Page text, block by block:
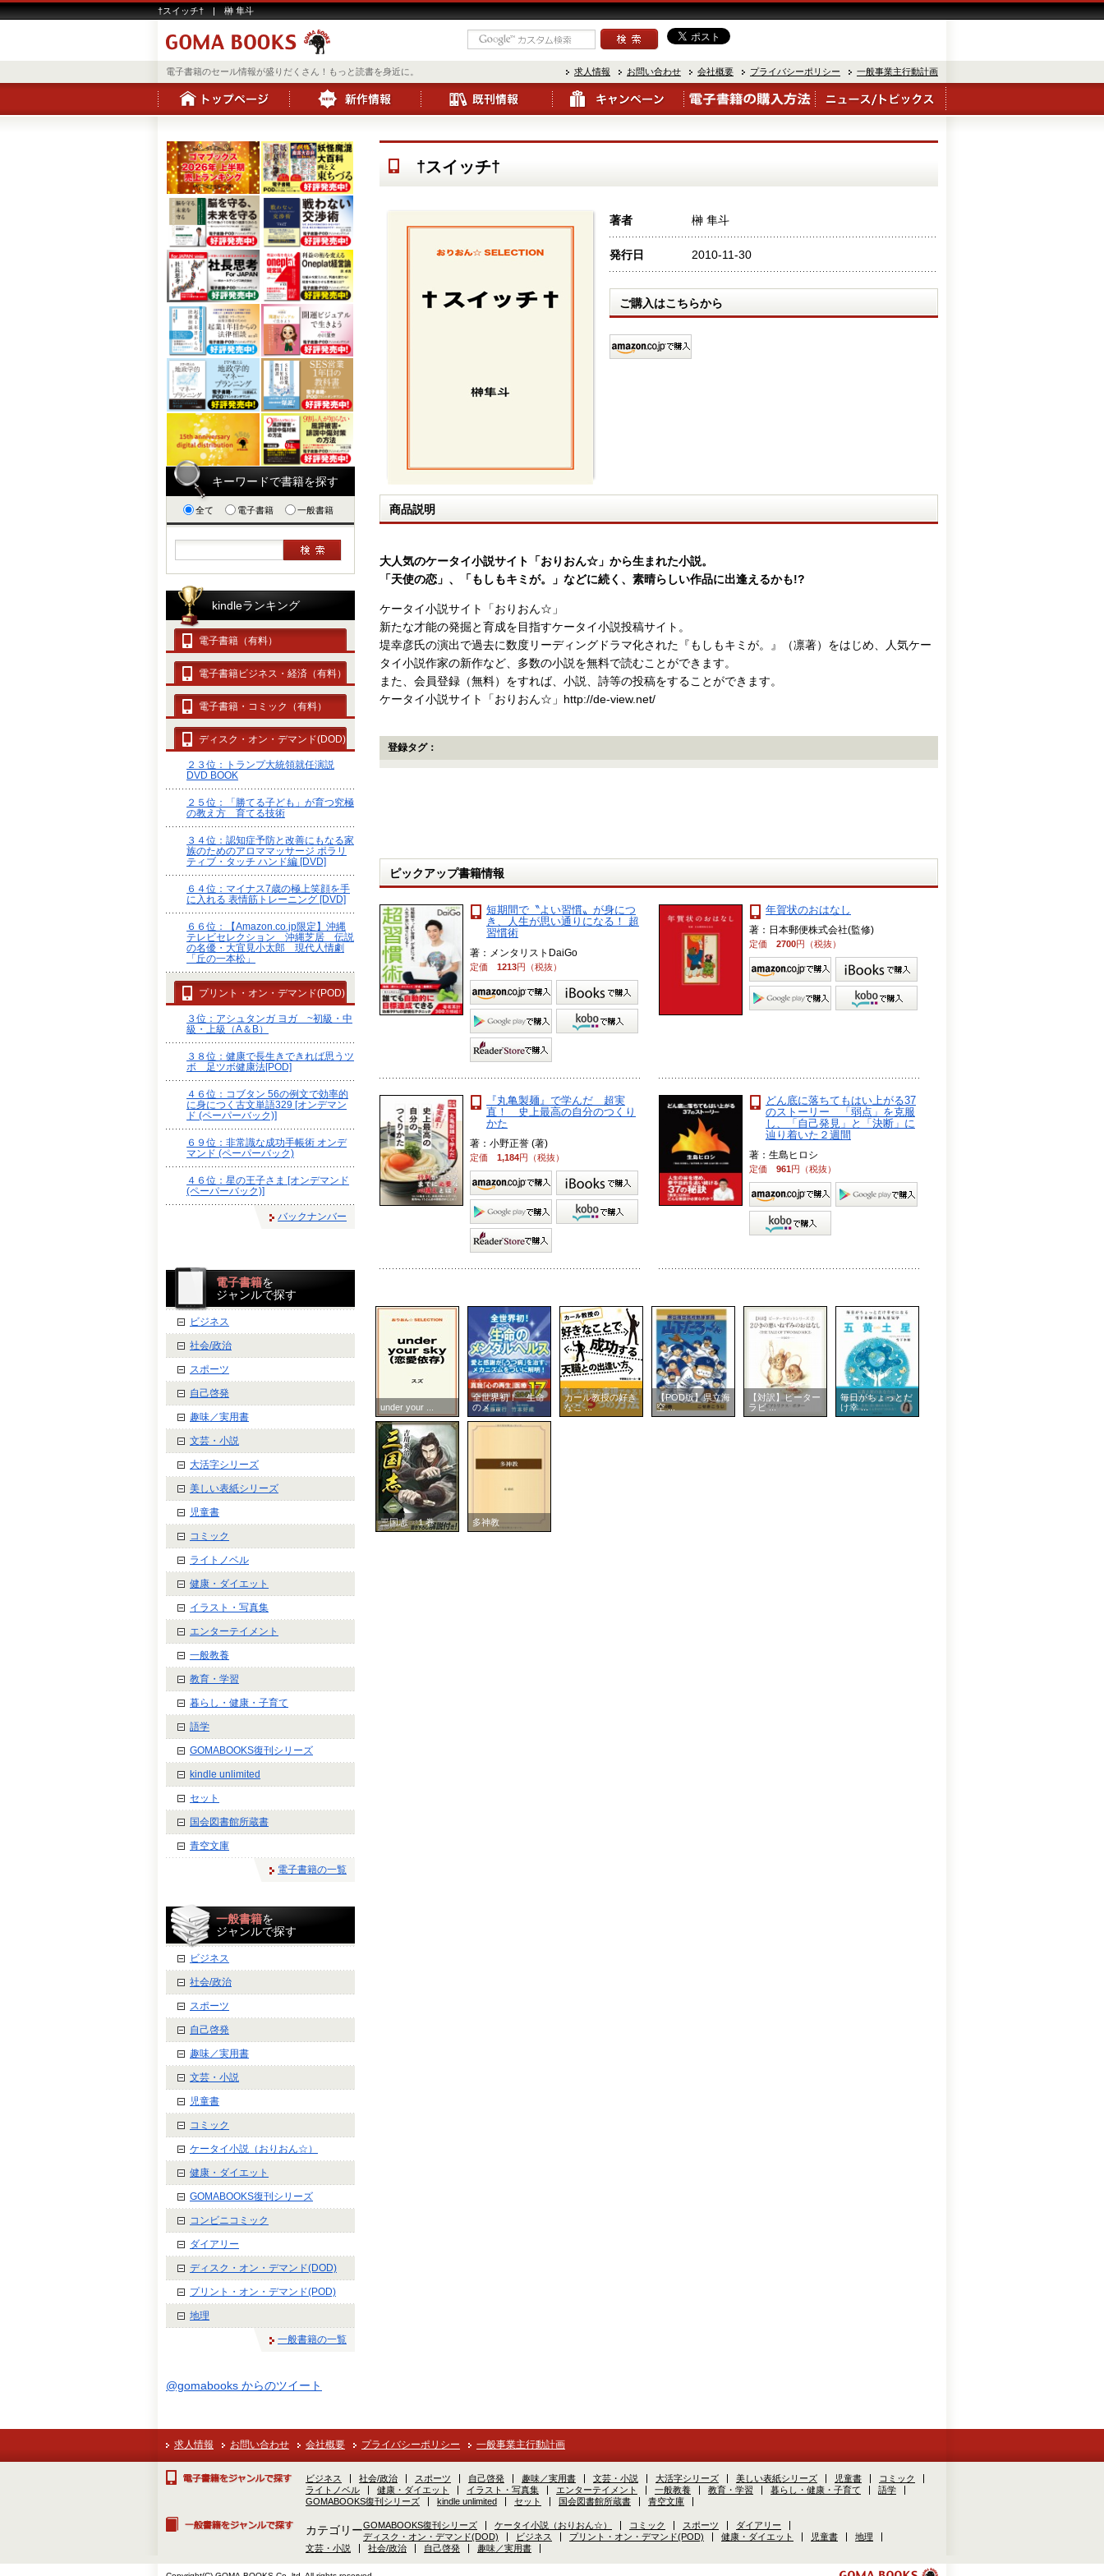
†スイッチ† | 榊 隼斗
電子書籍のセール情報が盛りだくさん！もっと読書を身近に。 求人情報 お問い合わせ 会社概要 プライバシーポリシー 一般事業主行動計画
†スイッチ†
著者 榊 隼斗
発行日 2010-11-30
ご購入はこちらから
商品説明
大人気のケータイ小説サイト「おりおん☆」から生まれた小説。
「天使の恋」、「もしもキミが。」などに続く、素晴らしい作品に出逢えるかも!?
ケータイ小説サイト「おりおん☆」
新たな才能の発掘と育成を目指すケータイ小説投稿サイト。
堤幸彦氏の演出で過去に数度リーディングドラマ化された『もしもキミが。』（凛著）をはじめ、人気ケー
タイ小説作家の新作など、多数の小説を無料で読むことができます。
また、会員登録（無料）をすれば、小説、詩等の投稿をすることができます。
ケータイ小説サイト「おりおん☆」http://de-view.net/
登録タグ：
ピックアップ書籍情報
短期間で〝よい習慣〟が身につ
き、人生が思い通りになる！ 超
習慣術
著：メンタリストDaiGo
定価 1213円（税抜）
年賀状のおはなし
著：日本郵便株式会社(監修)
定価 2700円（税抜）
『丸亀製麺』で学んだ 超実
直！ 史上最高の自分のつくり
かた
著：小野正誉 (著)
定価 1,184円（税抜）
どん底に落ちてもはい上がる37
のストーリー 「弱点」を克服
し、「自己発見」と「決断」に
辿り着いた２週間
著：生島ヒロシ
定価 961円（税抜）
キーワードで書籍を探す
全て 電子書籍 一般書籍
kindleランキング
電子書籍（有料）
電子書籍ビジネス・経済（有料）
電子書籍・コミック（有料）
ディスク・オン・デマンド(DOD)
２３位：トランプ大統領就任演説
DVD BOOK
２５位：「勝てる子ども」が育つ究極
の教え方 育てる技術
３４位：認知症予防と改善にもなる家
族のためのアロママッサージ ポラリ
ティブ・タッチ ハンド編 [DVD]
６４位：マイナス7歳の極上笑顔を手
に入れる 表情筋トレーニング [DVD]
６６位：【Amazon.co.jp限定】沖縄
テレビセレクション 沖縄芝居 伝説
の名優・大宜見小太郎 現代人情劇
「丘の一本松」
プリント・オン・デマンド(POD)
３位：アシュタンガ ヨガ ~初級・中
級・上級（A＆B）
３８位：健康で長生きできれば思うツ
ボ 足ツボ健康法[POD]
４６位：コブタン 56の例文で効率的
に身につく古文単語329 [オンデマン
ド (ペーパーバック)]
６９位：非常識な成功手帳術 オンデ
マンド (ペーパーバック)
４６位：星の王子さま [オンデマンド
(ペーパーバック)]
バックナンバー
電子書籍を
ジャンルで探す
ビジネス
社会/政治
スポーツ
自己啓発
趣味／実用書
文芸・小説
大活字シリーズ
美しい表紙シリーズ
児童書
コミック
ライトノベル
健康・ダイエット
イラスト・写真集
エンターテイメント
一般教養
教育・学習
暮らし・健康・子育て
語学
GOMABOOKS復刊シリーズ
kindle unlimited
セット
国会図書館所蔵書
青空文庫
電子書籍の一覧
一般書籍を
ジャンルで探す
ビジネス
社会/政治
スポーツ
自己啓発
趣味／実用書
文芸・小説
児童書
コミック
ケータイ小説（おりおん☆）
健康・ダイエット
GOMABOOKS復刊シリーズ
コンビニコミック
ダイアリー
ディスク・オン・デマンド(DOD)
プリント・オン・デマンド(POD)
地理
一般書籍の一覧
@gomabooks からのツイート
under your ...
全世界初！ 生命
のメ ...
カール教授の好き
なこ ...
【POD版】県立海
空 ...
【対訳】ピーター
ラビ ...
毎日がちょっとだ
け幸 ...
三国志 １巻 多神教
求人情報 お問い合わせ 会社概要 プライバシーポリシー 一般事業主行動計画
ビジネス 社会/政治 スポーツ 自己啓発 趣味／実用書 文芸・小説 大活字シリーズ 美しい表紙シリーズ 児童書
コミック
ライトノベル
健康・ダイエット イラスト・写真集 エンターテイメント 一般教養 教育・学習 暮らし・健康・子育て
語学
GOMABOOKS復刊シリーズ
kindle unlimited セット 国会図書館所蔵書 青空文庫
カテゴリーGOMABOOKS復刊シリーズ ケータイ小説（おりおん☆） コミック スポーツ
ダイアリー
ディスク・オン・デマンド(DOD)
ビジネス プリント・オン・デマンド(POD) 健康・ダイエット 児童書
地理
文芸・小説
社会/政治 自己啓発 趣味／実用書